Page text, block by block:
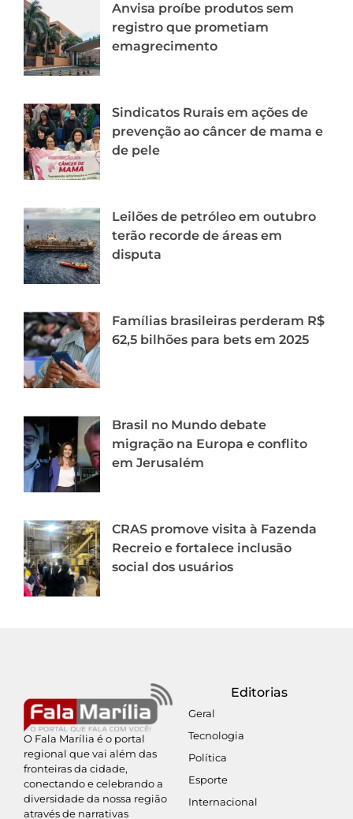
Anvisa proíbe produtos sem
registro que prometiam
emagrecimento
Sindicatos Rurais em ações de
prevenção ao câncer de mama e
de pele
Leilões de petróleo em outubro
terão recorde de áreas em
disputa
Famílias brasileiras perderam R$
62,5 bilhões para bets em 2025
Brasil no Mundo debate
migração na Europa e conflito
em Jerusalém
CRAS promove visita à Fazenda
Recreio e fortalece inclusão
social dos usuários
O Fala Marília é o portal
regional que vai além das
fronteiras da cidade,
conectando e celebrando a
diversidade da nossa região
através de narrativas
Editorias
Geral
Tecnologia
Política
Esporte
Internacional